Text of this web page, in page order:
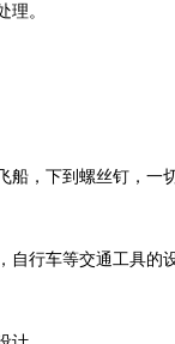
理。
，下到螺丝钉，一
行车等交通工具的